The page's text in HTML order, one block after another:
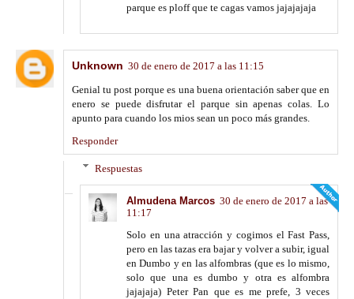
parque es ploff que te cagas vamos jajajajaja
Unknown 30 de enero de 2017 a las 11:15
Genial tu post porque es una buena orientación saber que en
enero se puede disfrutar el parque sin apenas colas. Lo
apunto para cuando los mios sean un poco más grandes.
Responder
Respuestas
Almudena Marcos 30 de enero de 2017 a las
11:17
Solo en una atracción y cogimos el Fast Pass,
pero en las tazas era bajar y volver a subir, igual
en Dumbo y en las alfombras (que es lo mismo,
solo que una es dumbo y otra es alfombra
jajajaja) Peter Pan que es me prefe, 3 veces